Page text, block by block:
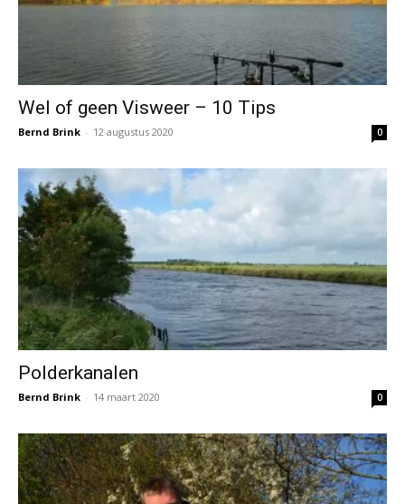
Wel of geen Visweer – 10 Tips
Bernd Brink - 12 augustus 2020 0
Polderkanalen
Bernd Brink - 14 maart 2020 0